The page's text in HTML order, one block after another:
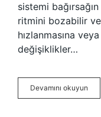
sistemi
ritmini bozabilir
hızlanmasına
değişiklikler…
Devamını okuyun
Bağlı